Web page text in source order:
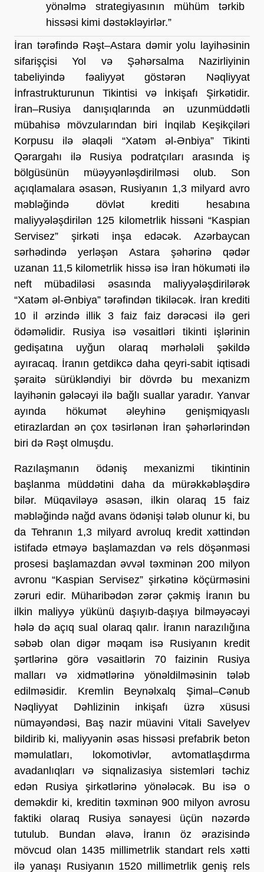
yönəlmə strategiyasının mühüm tərkib
hissəsi kimi dəstəkləyirlər.”
İran tərəfində Rəşt–Astara dəmir yolu layihəsinin
sifarişçisi Yol və Şəhərsalma Nazirliyinin
tabeliyində fəaliyyət göstərən Nəqliyyat
İnfrastrukturunun Tikintisi və İnkişafı Şirkətidir.
İran–Rusiya danışıqlarında ən uzunmüddətli
mübahisə mövzularından biri İnqilab Keşikçiləri
Korpusu ilə əlaqəli “Xatəm əl-Ənbiya” Tikinti
Qərargahı ilə Rusiya podratçıları arasında iş
bölgüsünün müəyyənləşdirilməsi olub. Son
açıqlamalara əsasən, Rusiyanın 1,3 milyard avro
məbləğində dövlət krediti hesabına
maliyyələşdirilən 125 kilometrlik hissəni “Kaspian
Servisez” şirkəti inşa edəcək. Azərbaycan
sərhədində yerləşən Astara şəhərinə qədər
uzanan 11,5 kilometrlik hissə isə İran hökuməti ilə
neft mübadiləsi əsasında maliyyələşdirilərək
“Xatəm əl-Ənbiya” tərəfindən tikiləcək. İran krediti
10 il ərzində illik 3 faiz faiz dərəcəsi ilə geri
ödəməlidir. Rusiya isə vəsaitləri tikinti işlərinin
gedişatına uyğun olaraq mərhələli şəkildə
ayıracaq. İranın getdikcə daha qeyri-sabit iqtisadi
şəraitə sürükləndiyi bir dövrdə bu mexanizm
layihənin gələcəyi ilə bağlı suallar yaradır. Yanvar
ayında hökumət əleyhinə genişmiqyaslı
etirazlardan ən çox təsirlənən İran şəhərlərindən
biri də Rəşt olmuşdu.
Razılaşmanın ödəniş mexanizmi tikintinin
başlanma müddətini daha da mürəkkəbləşdirə
bilər. Müqaviləyə əsasən, ilkin olaraq 15 faiz
məbləğində nağd avans ödənişi tələb olunur ki, bu
da Tehranın 1,3 milyard avroluq kredit xəttindən
istifadə etməyə başlamazdan və rels döşənməsi
prosesi başlamazdan əvvəl təxminən 200 milyon
avronu “Kaspian Servisez” şirkətinə köçürməsini
zəruri edir. Müharibədən zərər çəkmiş İranın bu
ilkin maliyyə yükünü daşıyıb-daşıya bilməyəcəyi
hələ də açıq sual olaraq qalır. İranın narazılığına
səbəb olan digər məqam isə Rusiyanın kredit
şərtlərinə görə vəsaitlərin 70 faizinin Rusiya
malları və xidmətlərinə yönəldilməsinin tələb
edilməsidir. Kremlin Beynəlxalq Şimal–Cənub
Nəqliyyat Dəhlizinin inkişafı üzrə xüsusi
nümayəndəsi, Baş nazir müavini Vitali Savelyev
bildirib ki, maliyyənin əsas hissəsi prefabrik beton
məmulatları, lokomotivlər, avtomatlaşdırma
avadanlıqları və siqnalizasiya sistemləri təchiz
edən Rusiya şirkətlərinə yönələcək. Bu isə o
deməkdir ki, kreditin təxminən 900 milyon avrosu
faktiki olaraq Rusiya sənayesi üçün nəzərdə
tutulub. Bundan əlavə, İranın öz ərazisində
mövcud olan 1435 millimetrlik standart rels xətti
ilə yanaşı Rusiyanın 1520 millimetrlik geniş rels